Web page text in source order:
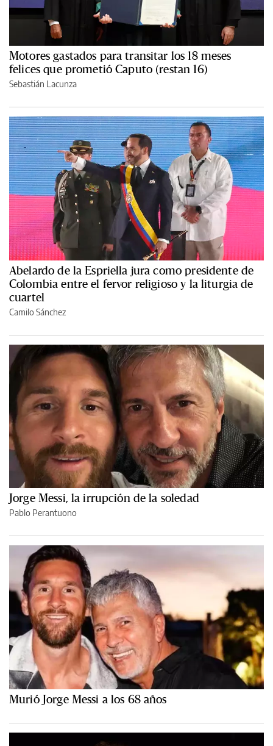
Motores gastados para transitar los 18 meses
felices que prometió Caputo (restan 16)
Sebastián Lacunza
Abelardo de la Espriella jura como presidente de
Colombia entre el fervor religioso y la liturgia de
cuartel
Camilo Sánchez
Jorge Messi, la irrupción de la soledad
Pablo Perantuono
Murió Jorge Messi a los 68 años